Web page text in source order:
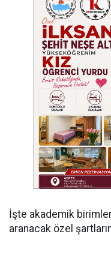
İşte akademik
aranacak özel